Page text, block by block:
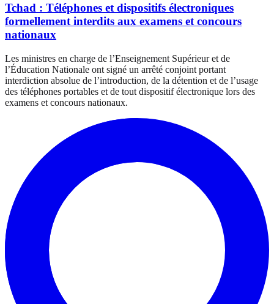
Tchad : Téléphones et dispositifs électroniques
formellement interdits aux examens et concours
nationaux
Les ministres en charge de l’Enseignement Supérieur et de
l’Éducation Nationale ont signé un arrêté conjoint portant
interdiction absolue de l’introduction, de la détention et de l’usage
des téléphones portables et de tout dispositif électronique lors des
examens et concours nationaux.